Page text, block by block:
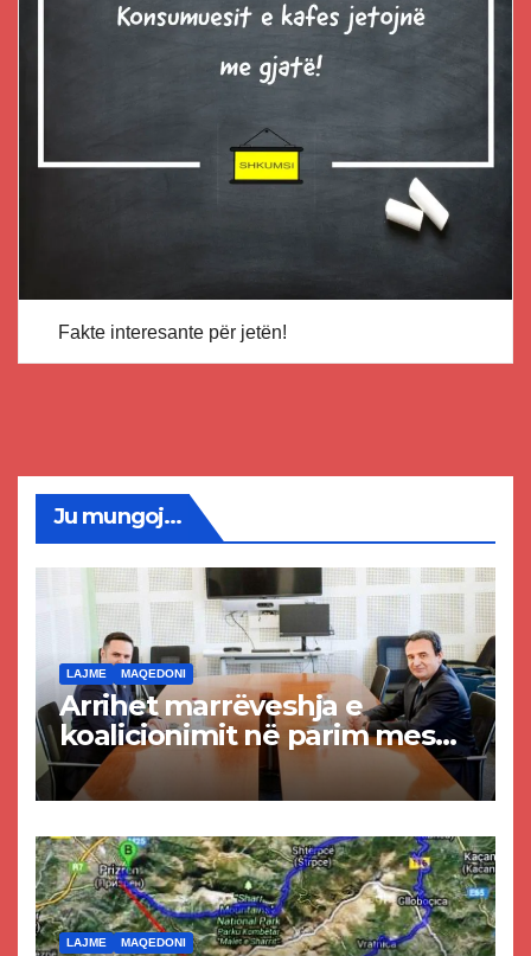
Fakte interesante për jetën!
Ju mungoj...
LAJME MAQEDONI
Arrihet marrëveshja e
koalicionimit në parim mes
Kurtit dhe Abdixhikut
LAJME MAQEDONI